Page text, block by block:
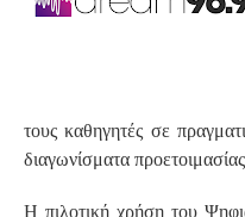
τους καθηγητές σε
διαγωνίσματα
Η πιλοτική χρήση του